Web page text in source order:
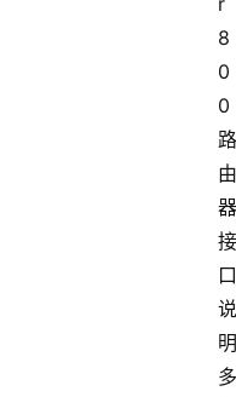
8
0
0
路
由
器
接
口
说
明
多